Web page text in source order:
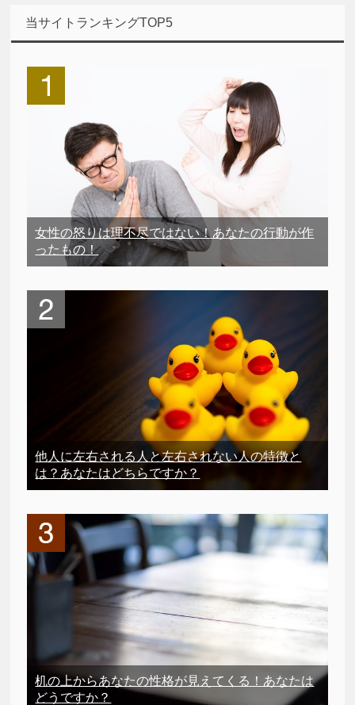
当サイトランキングTOP5
女性の怒りは理不尽ではない！あなたの行動が作
ったもの！
他人に左右される人と左右されない人の特徴と
は？あなたはどちらですか？
机の上からあなたの性格が見えてくる！あなたは
どうですか？